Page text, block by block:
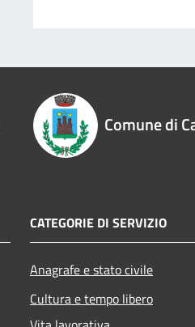
Comune di
CATEGORIE DI SERVIZIO
Anagrafe e stato civile
Cultura e tempo libero